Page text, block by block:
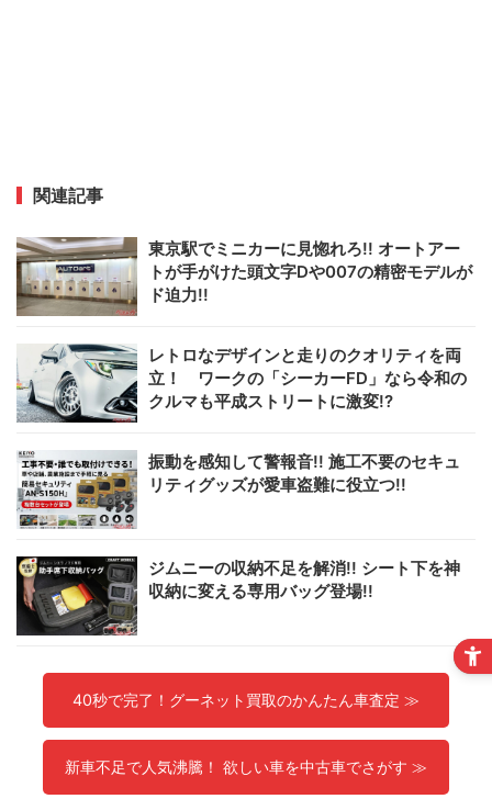
関連記事
東京駅でミニカーに見惚れろ!! オートアー
トが手がけた頭文字Dや007の精密モデルが
ド迫力!!
レトロなデザインと走りのクオリティを両
立！ ワークの「シーカーFD」なら令和の
クルマも平成ストリートに激変!?
振動を感知して警報音!! 施工不要のセキュ
リティグッズが愛車盗難に役立つ!!
ジムニーの収納不足を解消!! シート下を神
収納に変える専用バッグ登場!!
40秒で完了！グーネット買取のかんたん車査定 ≫
新車不足で人気沸騰！ 欲しい車を中古車でさがす ≫